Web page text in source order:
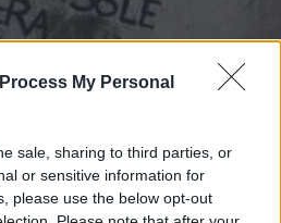
My Personal
sale, sharing to third parties, or
or sensitive information for
please use the below opt-out